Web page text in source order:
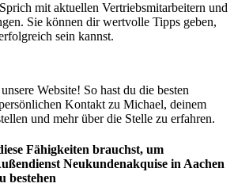
mit aktuellen Vertriebsmitarbeitern und
Sie können dir wertvolle Tipps geben,
sein kannst.
Website! So hast du die besten
Kontakt zu Michael, deinem
und mehr über die Stelle zu erfahren.
Fähigkeiten brauchst, um
Neukundenakquise in Aachen
bestehen